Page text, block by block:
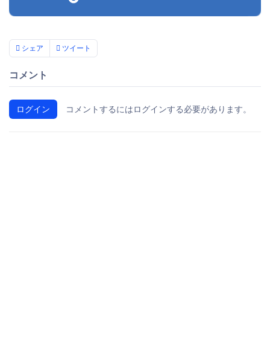
シェア ツイート
コメント
ログイン コメントするにはログインする必要があります。